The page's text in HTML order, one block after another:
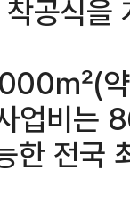
착공식
㎡(
업비는
한 전국